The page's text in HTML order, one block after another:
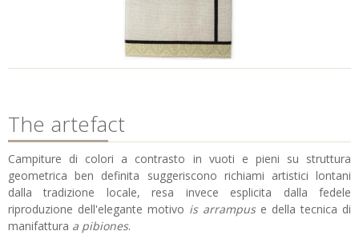
The artefact
Campiture di colori a contrasto in vuoti e pieni su struttura
geometrica ben definita suggeriscono richiami artistici lontani
dalla tradizione locale, resa invece esplicita dalla fedele
riproduzione dell'elegante motivo is arrampuse della tecnica di
manifattura a pibiones.